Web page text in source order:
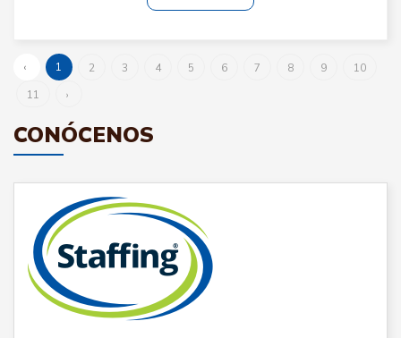
‹ 1 2 3 4 5 6 7 8 9
10
11
›
CONÓCENOS